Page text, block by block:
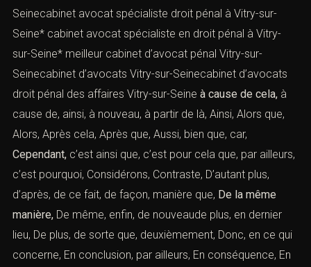
Seinecabinet avocat spécialiste droit pénal à Vitry-sur-
Seine* cabinet avocat spécialiste en droit pénal à Vitry-
sur-Seine* meilleur cabinet d’avocat pénal Vitry-sur-
Seinecabinet d’avocats Vitry-sur-Seinecabinet d’avocats
droit pénal des affaires Vitry-sur-Seine à cause de cela, à
cause de, ainsi, à nouveau, à partir de là, Ainsi, Alors que,
Alors, Après cela, Après que, Aussi, bien que, car,
Cependant, c’est ainsi que, c’est pour cela que, par ailleurs,
c’est pourquoi, Considérons, Contraste, D’autant plus,
d’après, de ce fait, de façon, manière que, De la même
manière, De même, enfin, de nouveaude plus, en dernier
lieu, De plus, de sorte que, deuxièmement, Donc, en ce qui
concerne, En conclusion, par ailleurs, En conséquence, En